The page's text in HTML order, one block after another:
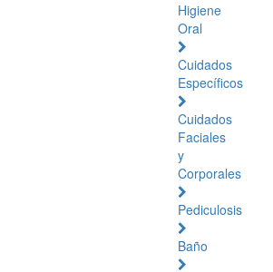
Higiene
Oral
Cuidados
Específicos
Cuidados
Faciales
y
Corporales
Pediculosis
Baño